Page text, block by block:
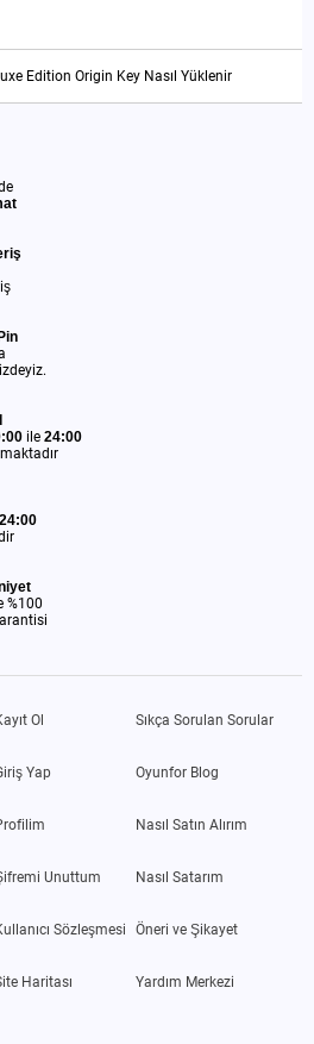
Edition Origin Key Nasıl Yüklenir
ile 24:00
24:00
%100
Ol
Yap
Unuttum
Sözleşmesi
Haritası
Sıkça Sorulan Sorular
Oyunfor Blog
Nasıl Satın Alırım
Nasıl Satarım
Öneri ve Şikayet
Yardım Merkezi